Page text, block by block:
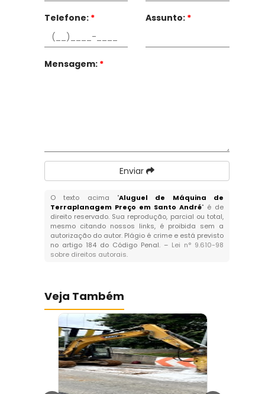
Telefone: * Assunto: *
Mensagem: *
Enviar
O texto acima "Aluguel de Máquina de
Terraplanagem Preço em Santo André" é de
direito reservado. Sua reprodução, parcial ou total,
mesmo citando nossos links, é proibida sem a
autorização do autor. Plágio é crime e está previsto
no artigo 184 do Código Penal. – Lei n° 9.610-98
sobre direitos autorais.
Veja Também